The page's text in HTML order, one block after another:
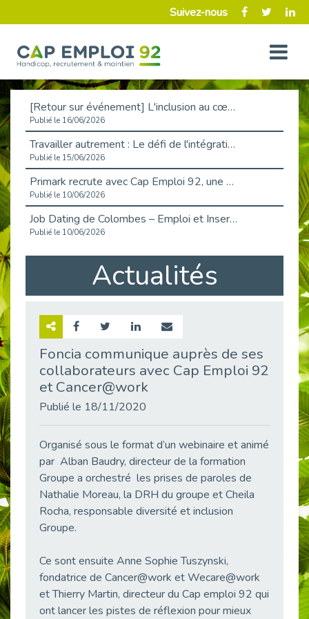
Suivez-nous
[Retour sur événement] L'inclusion au cœur de la Place de l'Emploi à La Défense !
Publié le 16/06/2026
Travailler autrement : Le défi de l'intégration des maladies chroniques en entreprise
Publié le 15/06/2026
Primark recrute avec Cap Emploi 92, une matinée couronnée de succès !
Publié le 10/06/2026
Job Dating de Colombes – Emploi et Insertion
Publié le 10/06/2026
Aborder l'entretien et la situation de handicap en toute confiance
Publié le 09/06/2026
Retour sur l’atelier « Optimiser sa recherche d’emploi »
Emploi & Handicap : Hachette Livre et Cap emploi 92 renforcent leur collaboration
Publié le 02/06/2026
« Confiance en soi et acceptation du handicap » : un levier puissant vers l’emploi
Publié le 22/05/2026
Handicap et emploi : une matinée pour briser les tabous
Publié le 21/05/2026
L’alternance : un levier stratégique pour recruter et inclure durablement
Publié le 18/05/2026
CAP EMPLOI 92 : L’inclusion portée à son sommet, bien au-delà des quotas
Publié le 12/05/2026
Actualités
Foncia communique auprès de ses
collaborateurs avec Cap Emploi 92
et Cancer@work
Publié le 18/11/2020
Organisé sous le format d’un webinaire et animé
par Alban Baudry, directeur de la formation
Groupe a orchestré les prises de paroles de
Nathalie Moreau, la DRH du groupe et Cheila
Rocha, responsable diversité et inclusion
Groupe.
Ce sont ensuite Anne Sophie Tuszynski,
fondatrice de Cancer@work et Wecare@work
et Thierry Martin, directeur du Cap emploi 92 qui
ont lancer les pistes de réflexion pour mieux